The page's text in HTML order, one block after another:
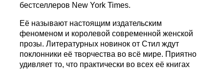
бестселлеров New York Times.
Её называют настоящим издательским
феноменом и королевой современной женской
прозы. Литературных новинок от Стил ждут
поклонники её творчества во всё мире. Приятно
удивляет то, что практически во всех её книгах